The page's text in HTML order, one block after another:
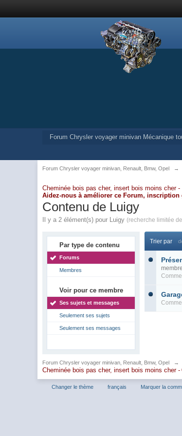
Forum Chrysler voyager minivan Mécanique
Forum Chrysler voyager minivan, Renault, Bmw, Opel →
Cheminée bois pas cher, insert bois moins cher -
Aidez-nous à améliorer ce Forum, inscription
Contenu de Luigy
Il y a 2 élément(s) pour Luigy (recherche limitée
Par type de contenu
Forums
Membres
Voir pour ce membre
Ses sujets et messages
Seulement ses sujets
Seulement ses messages
Trier par
Forum Chrysler voyager minivan, Renault, Bmw, Opel →
Cheminée bois pas cher, insert bois moins cher -
Changer le thème français Marquer la